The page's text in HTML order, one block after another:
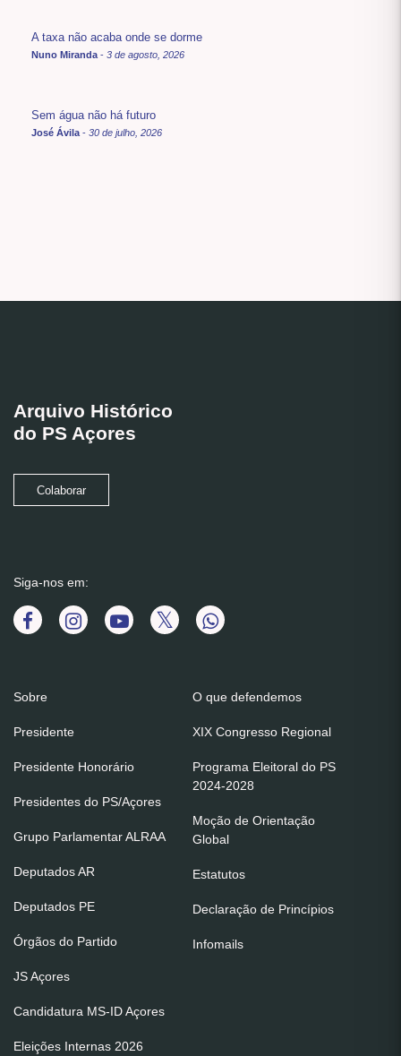
A taxa não acaba onde se dorme
Nuno Miranda - 3 de agosto, 2026
Sem água não há futuro
José Ávila - 30 de julho, 2026
Arquivo Histórico
do PS Açores
Colaborar
Siga-nos em:
Sobre
Presidente
Presidente Honorário
Presidentes do PS/Açores
Grupo Parlamentar ALRAA
Deputados AR
Deputados PE
Órgãos do Partido
JS Açores
Candidatura MS-ID Açores
Eleições Internas 2026
O que defendemos
XIX Congresso Regional
Programa Eleitoral do PS
2024-2028
Moção de Orientação
Global
Estatutos
Declaração de Princípios
Infomails